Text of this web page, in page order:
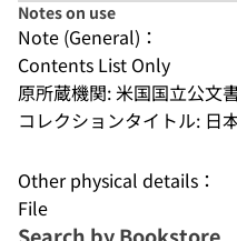
Notes on use
Note (General)：
Contents List Only
原所蔵機関: 米国国立公文
コレクションタイトル: 日
Other physical details：
File